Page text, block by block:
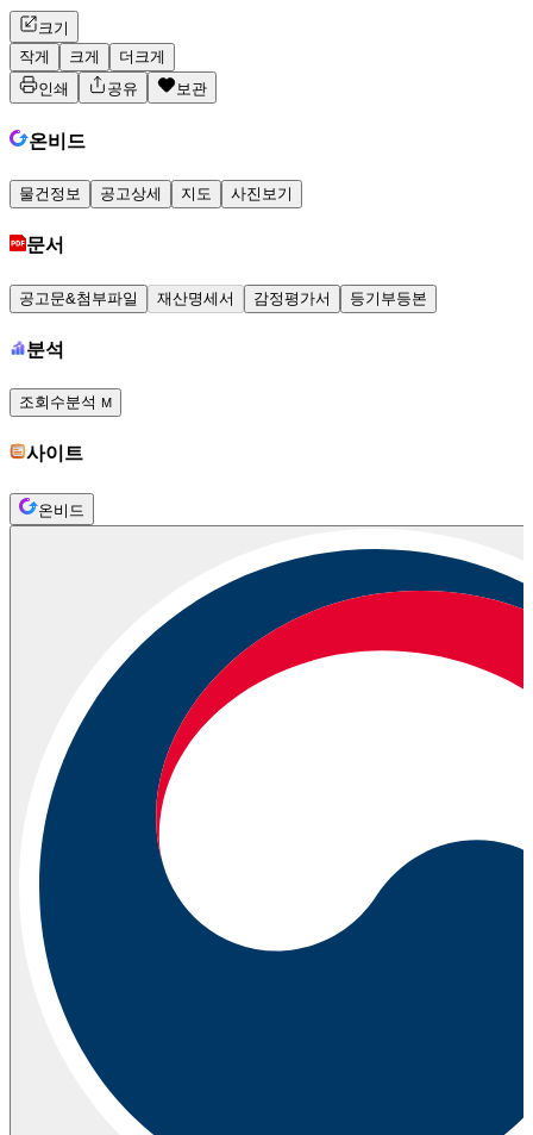
크기
작게
크게
더크게
인쇄
공유 보관
온비드
물건정보 공고상세 지도 사진보기
문서
공고문&첨부파일 재산명세서 감정평가서 등기부등본
분석
조회수분석 M
사이트
온비드